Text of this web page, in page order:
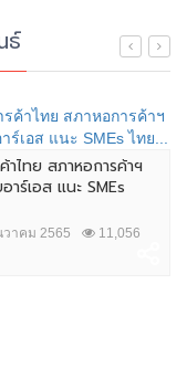
ธ์
าไทย สภาหอการค้าฯ
าร์เอส แนะ SMEs
วาคม 2565 11,056